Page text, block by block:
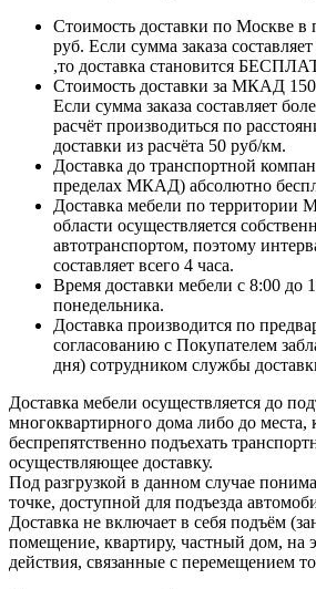
Стоимость доставки по Москве
руб. Если сумма заказа
,то доставка становится
Стоимость доставки за МКАД
Если сумма заказа составляет
расчёт производиться по
доставки из расчёта 50 руб/км.
Доставка до транспортной
пределах МКАД) абсолютно
Доставка мебели по территории
области осуществляется
автотранспортом, поэтому
составляет всего 4 часа.
Время доставки мебели с 8:00 до
понедельника.
Доставка производится по
согласованию с Покупателем
дня) сотрудником службы
Доставка мебели осуществляется до
многоквартирного дома либо до места,
беспрепятственно подъехать
осуществляющее доставку.
Под разгрузкой в данном случае
точке, доступной для подъезда
Доставка не включает в себя подъём
помещение, квартиру, частный дом, на
действия, связанные с перемещением